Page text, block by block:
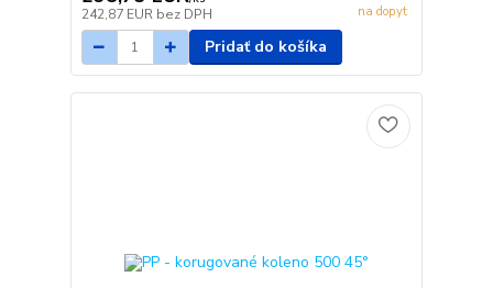
242,87 EUR bez DPH na dopyt
Pridať do košíka